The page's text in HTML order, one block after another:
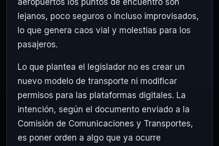
lejanos, poco seguros o incluso improvisados,
lo que genera caos vial y molestias para los
pasajeros.
Lo que plantea el legislador no es crear un
nuevo modelo de transporte ni modificar
permisos para las plataformas digitales. La
intención, según el documento enviado a la
Comisión de Comunicaciones y Transportes,
es poner orden a algo que ya ocurre